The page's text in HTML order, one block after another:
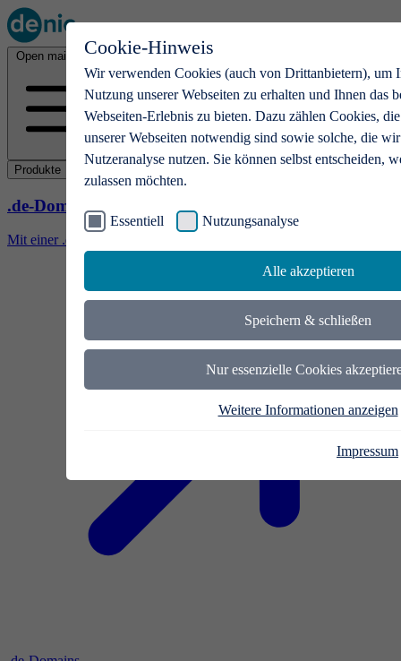
Cookie-Hinweis
Wir verwenden Cookies (auch von Drittanbietern), um
Nutzung unserer Webseiten zu erhalten und Ihnen das
Webseiten-Erlebnis zu bieten. Dazu zählen Cookies,
unserer Webseiten notwendig sind sowie solche, die
Nutzeranalyse nutzen. Sie können selbst entscheiden,
zulassen möchten.
Essentiell Nutzungsanalyse
Alle akzeptieren
Speichern & schließen
Nur essenzielle Cookies
Weitere Informationen anzeigen
Impressum
Open main menu
Produkte
.de-Domains
Mit einer .de-Domain erhalten Ideen eine Bühne